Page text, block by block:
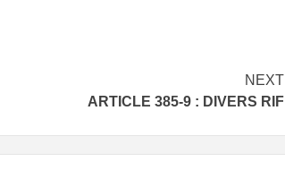
NEXT
ARTICLE 385-9 : DIVERS RIF